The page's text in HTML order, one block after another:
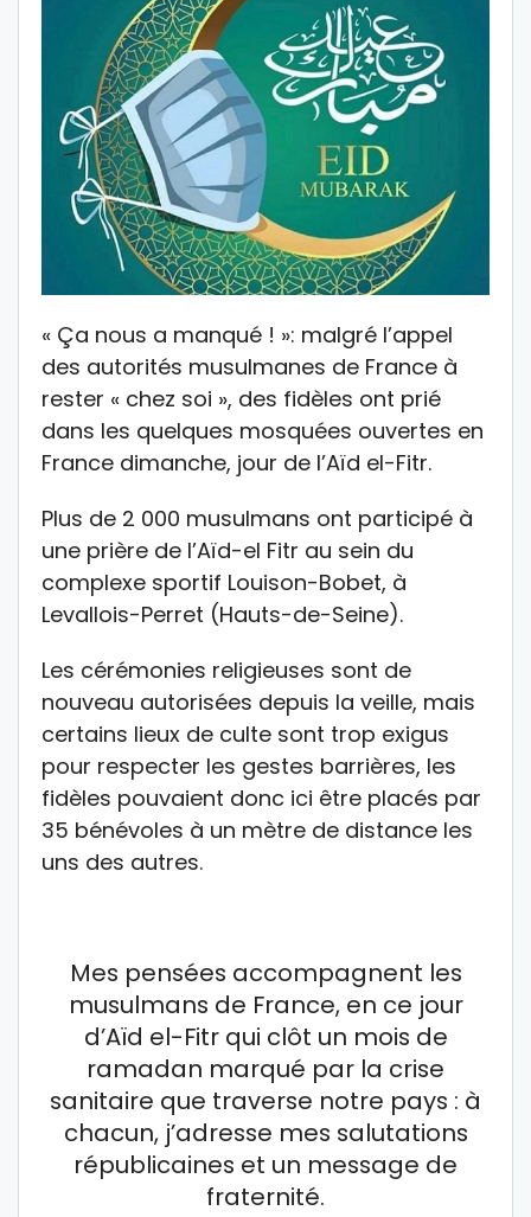
« Ça nous a manqué ! »: malgré l’appel
des autorités musulmanes de France à
rester « chez soi », des fidèles ont prié
dans les quelques mosquées ouvertes en
France dimanche, jour de l’Aïd el-Fitr.
Plus de 2 000 musulmans ont participé à
une prière de l’Aïd-el Fitr au sein du
complexe sportif Louison-Bobet, à
Levallois-Perret (Hauts-de-Seine).
Les cérémonies religieuses sont de
nouveau autorisées depuis la veille, mais
certains lieux de culte sont trop exigus
pour respecter les gestes barrières, les
fidèles pouvaient donc ici être placés par
35 bénévoles à un mètre de distance les
uns des autres.
Mes pensées accompagnent les
musulmans de France, en ce jour
d’Aïd el-Fitr qui clôt un mois de
ramadan marqué par la crise
sanitaire que traverse notre pays : à
chacun, j’adresse mes salutations
républicaines et un message de
fraternité.